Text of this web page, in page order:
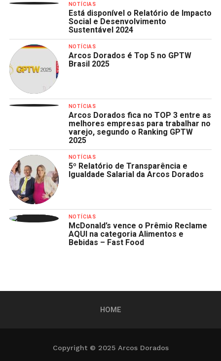
NOTÍCIAS
Está disponível o Relatório de Impacto
Social e Desenvolvimento
Sustentável 2024
NOTÍCIAS
Arcos Dorados é Top 5 no GPTW
Brasil 2025
NOTÍCIAS
Arcos Dorados fica no TOP 3 entre as
melhores empresas para trabalhar no
varejo, segundo o Ranking GPTW
2025
NOTÍCIAS
5º Relatório de Transparência e
Igualdade Salarial da Arcos Dorados
NOTÍCIAS
McDonald’s vence o Prêmio Reclame
AQUI na categoria Alimentos e
Bebidas – Fast Food
HOME
Copyright © 2025 Arcos Dorados